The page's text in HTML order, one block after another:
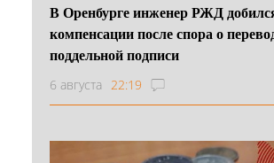
В Оренбурге инженер РЖД
компенсации после спора о
поддельной подписи
6 августа 22:19